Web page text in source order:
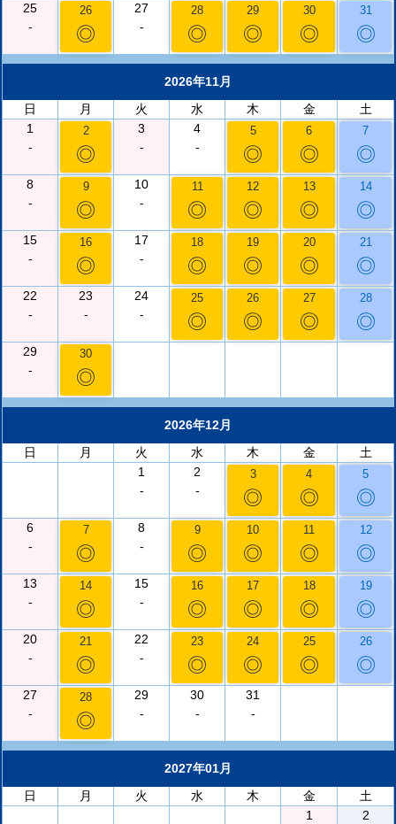
25
-
26
◎
27
-
28
◎
29
◎
30
◎
31
◎
2026年11月
日
月 火 水 木 金
土
1
-
2
◎
3
-
4
-
5
◎
6
◎
7
◎
8
-
9
◎
10
-
11
◎
12
◎
13
◎
14
◎
15
-
16
◎
17
-
18
◎
19
◎
20
◎
21
◎
22
-
23
-
24
-
25
◎
26
◎
27
◎
28
◎
29
-
30
◎
2026年12月
日
月 火 水 木 金
土
1
-
2
-
3
◎
4
◎
5
◎
6
-
7
◎
8
-
9
◎
10
◎
11
◎
12
◎
13
-
14
◎
15
-
16
◎
17
◎
18
◎
19
◎
20
-
21
◎
22
-
23
◎
24
◎
25
◎
26
◎
27
-
28
◎
29
-
30
-
31
-
2027年01月
日
月 火 水 木 金
土
1
2